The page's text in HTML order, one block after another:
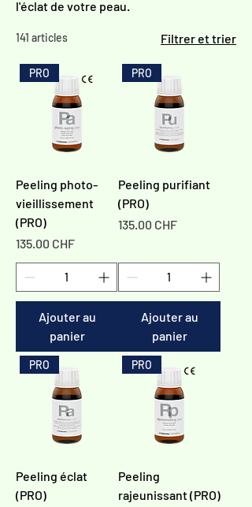
l'éclat de votre peau.
141 articles Filtrer et trier
PRO
Peeling photo-
vieillissement
(PRO)
Prix
135.00 CHF
Ajouter au
panier
PRO
Peeling purifiant
(PRO)
Prix
135.00 CHF
Ajouter au
panier
PRO
Peeling éclat
(PRO)
PRO
Peeling
rajeunissant (PRO)